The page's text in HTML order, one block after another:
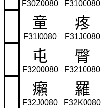
F30Z0080 F3100080
童
F31I0080
疼
F31J0080
屯
F3200080
臀
F3210080
癩
F32J0080
羅
F32K0080